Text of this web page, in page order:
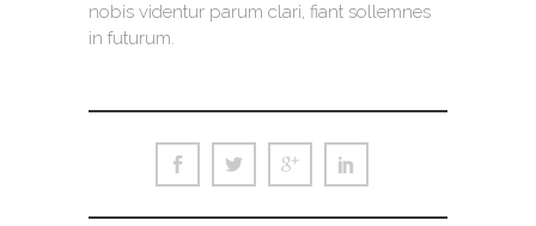
nobis videntur parum clari, fiant sollemnes
in futurum.